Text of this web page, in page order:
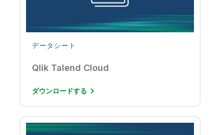
データシート
Qlik Talend Cloud
ダウンロードする